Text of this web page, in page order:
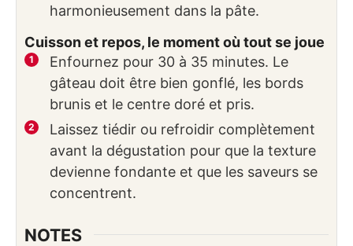
harmonieusement dans la pâte.
Cuisson et repos, le moment où tout se joue
Enfournez pour 30 à 35 minutes. Le
gâteau doit être bien gonflé, les bords
brunis et le centre doré et pris.
Laissez tiédir ou refroidir complètement
avant la dégustation pour que la texture
devienne fondante et que les saveurs se
concentrent.
NOTES